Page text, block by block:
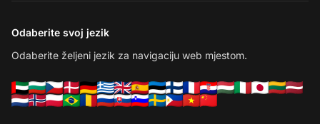
Odaberite svoj jezik
Odaberite željeni jezik za navigaciju web mjestom.